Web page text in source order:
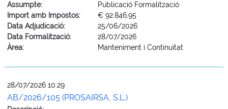
Assumpte:
Publicació Formalització
Import amb Impostos:
€ 92.846,95
Data Adjudicació:
25/06/2026
Data Formalització:
28/07/2026
Àrea:
Manteniment i Continuïtat
28/07/2026 10:29
AB/2026/105 (PROSAIRSA, S.L.)